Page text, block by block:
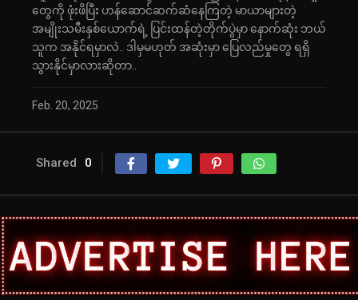
တွေကို ဖုံးဖိပြီး ဟန်ဆောင်ဆက်ဆံနေကြတဲ့ မာယာများတဲ့
အမျိုးသမီးနှစ်ယောက်ရဲ့ ပြင်းထန်တဲ့တိုက်ပွဲမှာ နောက်ဆုံး ဘယ်
သူက အနိုင်ရမှာလဲ.. ဒါမှမဟုတ် အဆုံးမှာ ပြေလည်မှုတွေ ရရှိ
သွားနိုင်မှာလားဆိုတာ..
Feb. 20, 2025
Shared 0